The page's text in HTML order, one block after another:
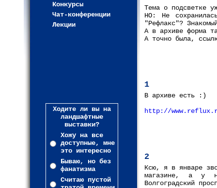
Конкурсы
Чат-конференции
Лекции
Ходите ли вы на
ландшафтные
выставки?
Хожу на все
доступные, мне
это интересно
Бываю, но без
фанатизма
Считаю пустой
Тема о подсветке
НО: Не
"Рефлакс"?
А в архиве форма
А точно была,
1
В архиве есть :)
http://
2
Ксю, я в январе
магазине, а у
Волгоградский